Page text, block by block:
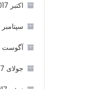
اکتبر 2017
سپتامبر 2017
آگوست 2017
جولای 2017